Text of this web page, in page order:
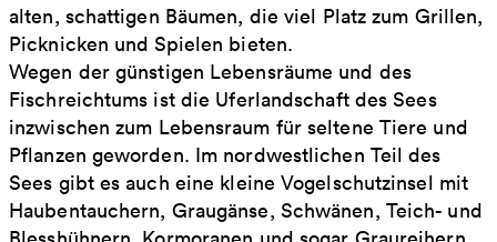
alten, schattigen Bäumen, die viel Platz zum Grillen,
Picknicken und Spielen bieten.
Wegen der günstigen Lebensräume und des
Fischreichtums ist die Uferlandschaft des Sees
inzwischen zum Lebensraum für seltene Tiere und
Pflanzen geworden. Im nordwestlichen Teil des
Sees gibt es auch eine kleine Vogelschutzinsel mit
Haubentauchern, Graugänse, Schwänen, Teich- und